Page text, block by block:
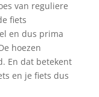
van reguliere
fiets
en dus prima
hoezen
En dat betekent
en je fiets dus